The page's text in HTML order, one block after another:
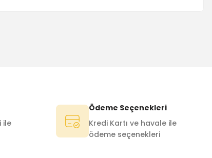
ile
Ödeme Seçenekleri
Kredi Kartı ve havale ile
ödeme seçenekleri